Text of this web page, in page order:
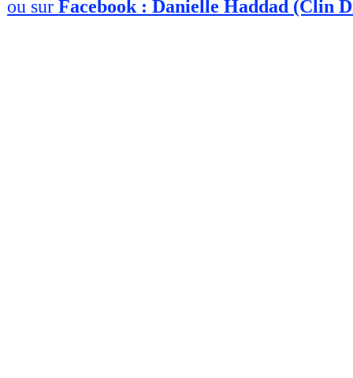
ou surFacebook : Danielle Haddad (Clin